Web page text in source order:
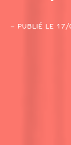
– PUBLIÉ LE